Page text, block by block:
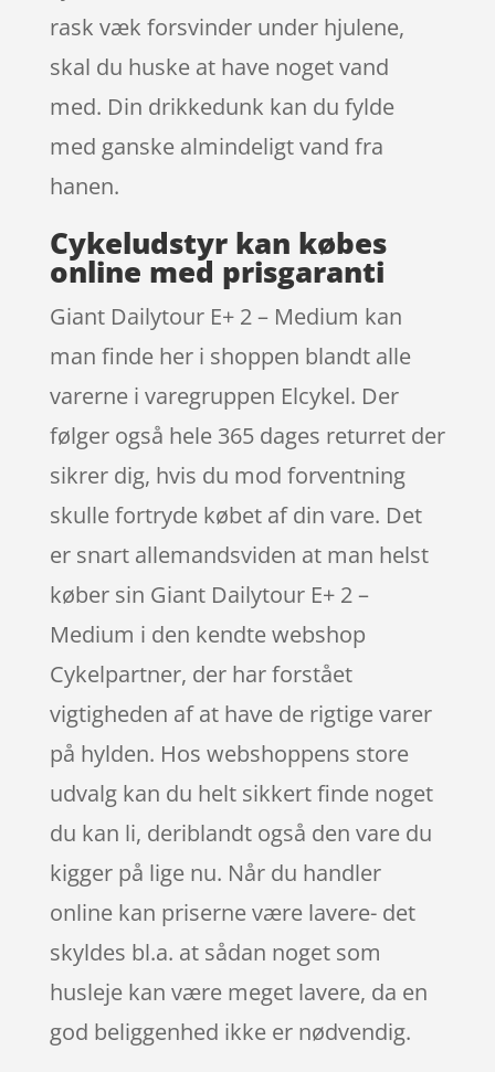
rask væk forsvinder under hjulene,
skal du huske at have noget vand
med. Din drikkedunk kan du fylde
med ganske almindeligt vand fra
hanen.
Cykeludstyr kan købes
online med prisgaranti
Giant Dailytour E+ 2 – Medium kan
man finde her i shoppen blandt alle
varerne i varegruppen Elcykel. Der
følger også hele 365 dages returret der
sikrer dig, hvis du mod forventning
skulle fortryde købet af din vare. Det
er snart allemandsviden at man helst
køber sin Giant Dailytour E+ 2 –
Medium i den kendte webshop
Cykelpartner, der har forstået
vigtigheden af at have de rigtige varer
på hylden. Hos webshoppens store
udvalg kan du helt sikkert finde noget
du kan li, deriblandt også den vare du
kigger på lige nu. Når du handler
online kan priserne være lavere- det
skyldes bl.a. at sådan noget som
husleje kan være meget lavere, da en
god beliggenhed ikke er nødvendig.